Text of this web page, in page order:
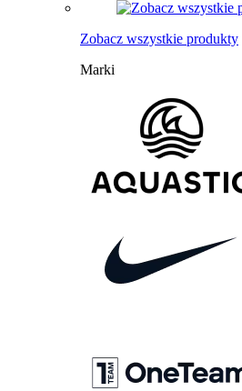
Zobacz wszystkie produkty
Marki